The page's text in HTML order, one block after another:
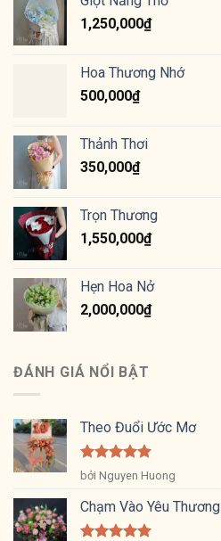
1,250,000₫
Hoa Thương Nhớ
500,000₫
Thảnh Thơi
350,000₫
Trọn Thương
1,550,000₫
Hẹn Hoa Nở
2,000,000₫
ĐÁNH GIÁ NỔI BẬT
Theo Đuổi Ước Mơ
Được xếp
hạng 55
sao
bởi Nguyen Huong
Chạm Vào Yêu Thương